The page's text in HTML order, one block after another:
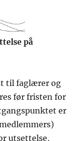
på
til faglærer og
før fristen for
er
utsettelse,